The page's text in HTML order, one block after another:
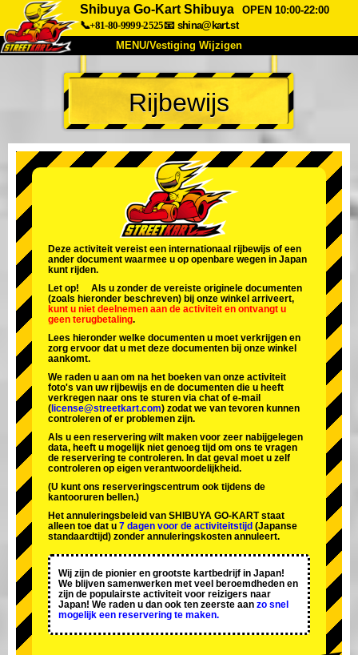
Shibuya Go-Kart Shibuya
OPEN 10:00-22:00
📞+81-80-9999-2525📧 shina@kart.st
MENU/Vestiging Wijzigen
TOP
Over Ons Specificaties Prijs
Veelgestelde Vragen
Bedrijf Reserveren
Vestiging Wijzigen
Tokio Shinagawa
Tokio Akihabara#2
Tokio Shibuya Annex Tokio Baai
Tokio Asakusa Osaka
Okinawa
Rijbewijs
Deze activiteit vereist een internationaal rijbewijs of een
ander document waarmee u op openbare wegen in Japan
kunt rijden.
Let op! Als u zonder de vereiste originele documenten
(zoals hieronder beschreven) bij onze winkel arriveert,
kunt u niet deelnemen aan de activiteit en ontvangt u
geen terugbetaling.
Lees hieronder welke documenten u moet verkrijgen en
zorg ervoor dat u met deze documenten bij onze winkel
aankomt.
We raden u aan om na het boeken van onze activiteit
foto's van uw rijbewijs en de documenten die u heeft
verkregen naar ons te sturen via chat of e-mail
( license@streetkart.com) zodat we van tevoren kunnen
controleren of er problemen zijn.
Als u een reservering wilt maken voor zeer nabijgelegen
data, heeft u mogelijk niet genoeg tijd om ons te vragen
de reservering te controleren. In dat geval moet u zelf
controleren op eigen verantwoordelijkheid.
(U kunt ons reserveringscentrum ook tijdens de
kantooruren bellen.)
Het annuleringsbeleid van SHIBUYA GO-KART staat
alleen toe dat u 7 dagen voor de activiteitstijd (Japanse
standaardtijd) zonder annuleringskosten annuleert.
Wij zijn de pionier en grootste kartbedrijf in Japan!
We blijven samenwerken met veel beroemdheden en
zijn de populairste activiteit voor reizigers naar
Japan! We raden u dan ook ten zeerste aan zo snel
mogelijk een reservering te maken.